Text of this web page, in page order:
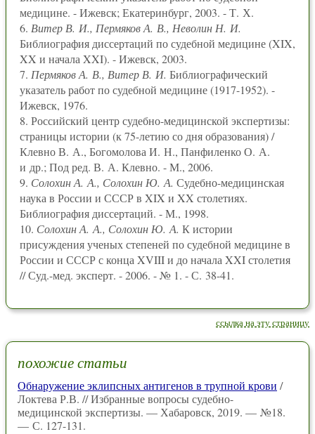
медицине. - Ижевск; Екатеринбург, 2003. - Т. Х.
6. Витер В. И., Пермяков А. В., Неволин Н. И.
Библиография диссертаций по судебной медицине (XIX,
XX и начала XXI). - Ижевск, 2003.
7. Пермяков А. В., Витер В. И. Библиографический
указатель работ по судебной медицине (1917-1952). -
Ижевск, 1976.
8. Российский центр судебно-медицинской экспертизы:
страницы истории (к 75-летию со дня образования) /
Клевно В. А., Богомолова И. Н., Панфиленко О. А.
и др.; Под ред. В. А. Клевно. - М., 2006.
9. Солохин А. А., Солохин Ю. А. Судебно-медицинская
наука в России и СССР в XIX и XX столетиях.
Библиография диссертаций. - М., 1998.
10. Солохин А. А., Солохин Ю. А. К истории
присуждения ученых степеней по судебной медицине в
России и СССР с конца XVIII и до начала XXI столетия
// Суд.-мед. эксперт. - 2006. - № 1. - С. 38-41.
ссылка на эту страницу
похожие статьи
Обнаружение эклипсных антигенов в трупной крови /
Локтева Р.В. // Избранные вопросы судебно-
медицинской экспертизы. — Хабаровск, 2019. — №18.
— С. 127-131.